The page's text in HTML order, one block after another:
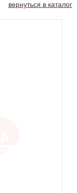
вернуться в каталог